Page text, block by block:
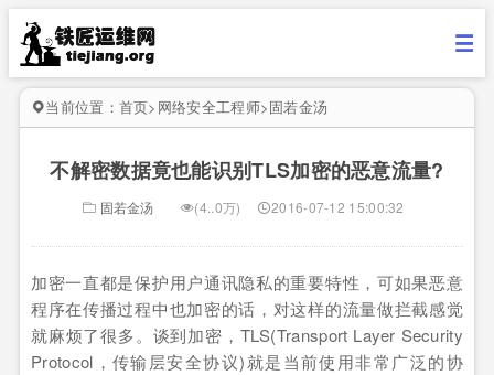
当前位置： 首页> 网络安全工程师>固若金汤
不解密数据竟也能识别TLS加密的恶意流量?
固若金汤 (4..0万) 2016-07-12 15:00:32
加密一直都是保护用户通讯隐私的重要特性，可如果恶意
程序在传播过程中也加密的话，对这样的流量做拦截感觉
就麻烦了很多。谈到加密，TLS(Transport Layer Security
Protocol，传输层安全协议)就是当前使用非常广泛的协